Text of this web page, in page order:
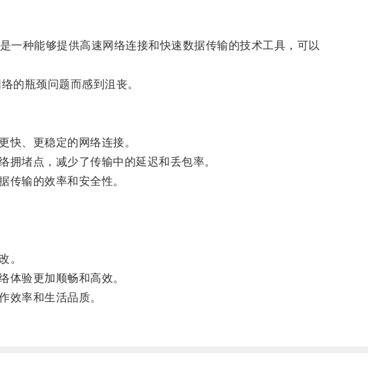
种能够提供高速网络连接和快速数据传输的技术工具，可以
的瓶颈问题而感到沮丧。
、更稳定的网络连接。
堵点，减少了传输中的延迟和丢包率。
输的效率和安全性。
。
验更加顺畅和高效。
率和生活品质。